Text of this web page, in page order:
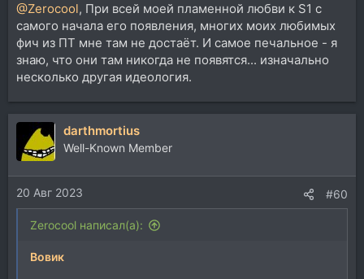
@Zerocool, При всей моей пламенной любви к S1 с
самого начала его появления, многих моих любимых
фич из ПТ мне там не достаёт. И самое печальное - я
знаю, что они там никогда не появятся... изначально
несколько другая идеология.
darthmortius
Well-Known Member
20 Авг 2023 #60
Zerocool написал(а):
Вовик